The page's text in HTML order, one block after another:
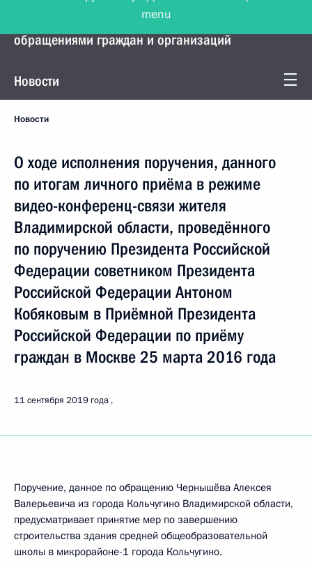
Управление Президента по работе с
обращениями граждан и организаций
Новости
Новости
О ходе исполнения поручения, данного
по итогам личного приёма в режиме
видео-конференц-связи жителя
Владимирской области, проведённого
по поручению Президента Российской
Федерации советником Президента
Российской Федерации Антоном
Кобяковым в Приёмной Президента
Российской Федерации по приёму
граждан в Москве 25 марта 2016 года
11 сентября 2019 года
Поручение, данное по обращению Чернышёва Алексея
Валерьевича из города Кольчугино Владимирской области,
предусматривает принятие мер по завершению
строительства здания средней общеобразовательной
школы в микрорайоне-1 города Кольчугино.
menu